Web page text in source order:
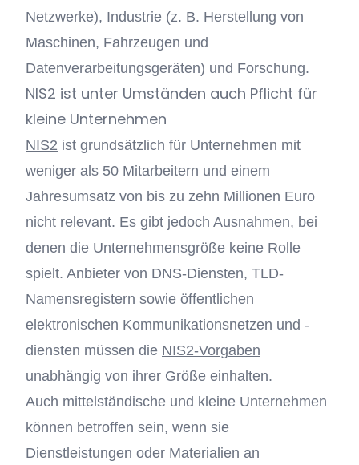
Netzwerke), Industrie (z. B. Herstellung von
Maschinen, Fahrzeugen und
Datenverarbeitungsgeräten) und Forschung.
NIS2 ist unter Umständen auch Pflicht für
kleine Unternehmen
NIS2 ist grundsätzlich für Unternehmen mit
weniger als 50 Mitarbeitern und einem
Jahresumsatz von bis zu zehn Millionen Euro
nicht relevant. Es gibt jedoch Ausnahmen, bei
denen die Unternehmensgröße keine Rolle
spielt. Anbieter von DNS-Diensten, TLD-
Namensregistern sowie öffentlichen
elektronischen Kommunikationsnetzen und -
diensten müssen die NIS2-Vorgaben
unabhängig von ihrer Größe einhalten.
Auch mittelständische und kleine Unternehmen
können betroffen sein, wenn sie
Dienstleistungen oder Materialien an